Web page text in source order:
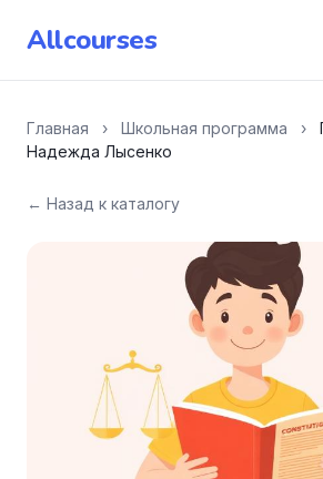
Allcourses
Главная › Школьная программа ›
Надежда Лысенко
← Назад к каталогу